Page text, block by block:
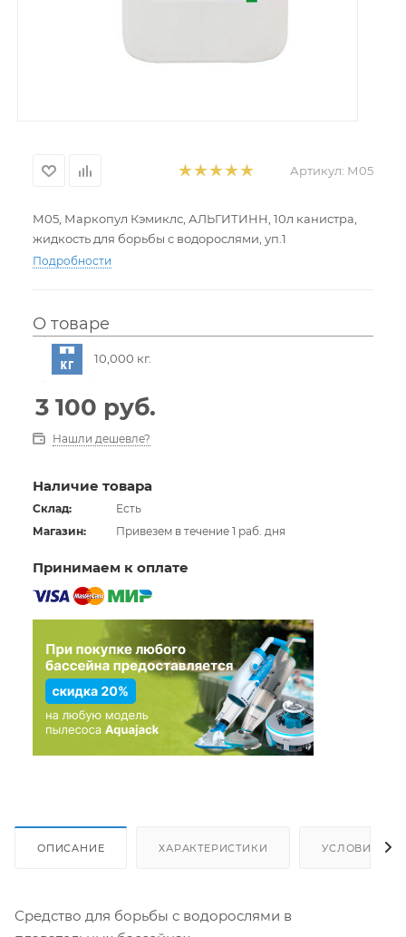
Артикул: М05
М05, Маркопул Кэмиклс, АЛЬГИТИНН, 10л канистра,
жидкость для борьбы с водорослями, уп.1
Подробности
О товаре
10,000 кг.
3 100 руб.
Нашли дешевле?
Наличие товара
Склад:
Есть
Магазин:
Привезем в течение 1 раб. дня
Принимаем к оплате
ОПИСАНИЕ ХАРАКТЕРИСТИКИ УСЛОВИЯ
Средство для борьбы с водорослями в